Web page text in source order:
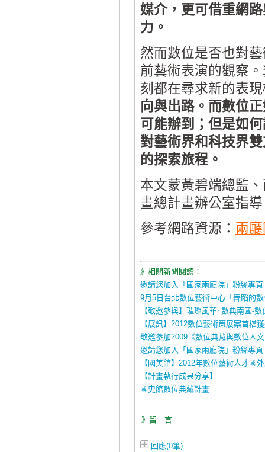
媒介，更可借重網
力。
然而數位是否也對
前藝術表演的觀察
刻都在尋求新的表
向與出路。而數位
可能辦到；但是如
對藝術界和科技界
的探索旅程。
本文蒙黃碧端總監
畫總計畫辦公室指
參考網路資源： 兩
》相關新聞閱讀：
邀請您加入「國家兩廳院」粉絲專頁
9月5日台北數位藝術中心「舞蹈的
【敬邀參與】璀璨風華･數典南國-
【展訊】2012數位藝術策展案首檔
敬邀參加2009《數位典藏與數位人
邀請您加入「國家兩廳院」粉絲專頁
【國美館】2012年數位藝術人才國
【計畫執行成果分享】
國史館數位典藏計畫
》留 言
回應(0筆)